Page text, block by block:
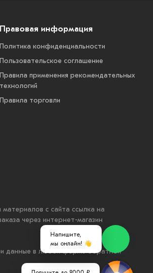
Правовая информация
Политика конфиденциальности
Пользовательское соглашение
Правила применения рекомендательных
технологий
Правила торговли
с сайта ссылка на
через интернет-магазин
данные в любой форме обратной
Напишите,
мы онлайн! 👋